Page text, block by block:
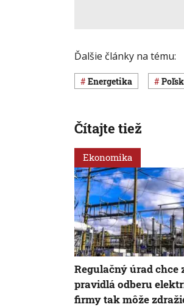
Ďalšie články na tému:
Energetika
Čítajte tiež
Ekonomika
Regulačný úrad chce
pravidlá odberu
firmy tak môže